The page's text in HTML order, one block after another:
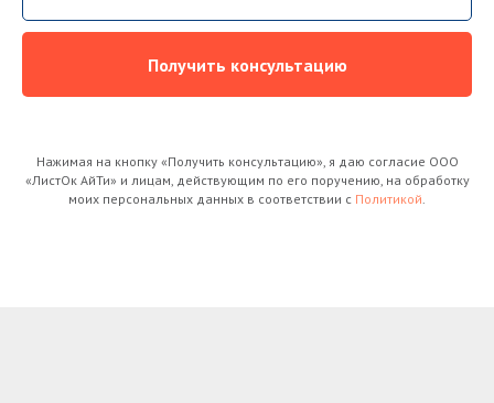
Получить консультацию
Нажимая на кнопку «Получить консультацию», я даю согласие ООО
«ЛистОк АйТи» и лицам, действующим по его поручению, на обработку
моих персональных данных в соответствии с Политикой.